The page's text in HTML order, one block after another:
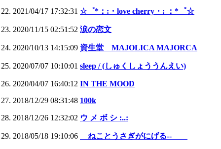
2021/04/17 17:32:31 ☆゜*：:・love cherry・: ：*゜☆
2020/11/15 02:51:52 涙の恋文
2020/10/13 14:15:09 資生堂 MAJOLICA MAJORCA
2020/07/07 10:10:01 sleep / (しゅくしょううんえい)
2020/04/07 16:40:12 IN THE MOOD
2018/12/29 08:31:48 100k
2018/12/26 12:32:02 ウ メ ボ シ :..:
2018/05/18 19:10:06 ねことうさぎがにげる--